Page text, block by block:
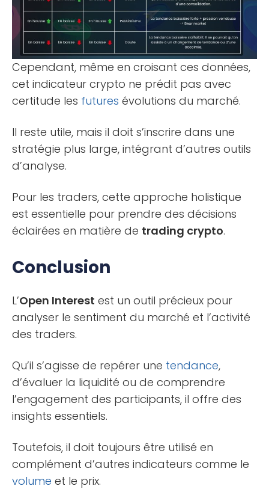
Cependant, même en croisant ces données,
cet indicateur crypto ne prédit pas avec
certitude les futures évolutions du marché.
Il reste utile, mais il doit s’inscrire dans une
stratégie plus large, intégrant d’autres outils
d’analyse.
Pour les traders, cette approche holistique
est essentielle pour prendre des décisions
éclairées en matière de trading crypto.
Conclusion
L’Open Interest est un outil précieux pour
analyser le sentiment du marché et l’activité
des traders.
Qu’il s’agisse de repérer une tendance,
d’évaluer la liquidité ou de comprendre
l’engagement des participants, il offre des
insights essentiels.
Toutefois, il doit toujours être utilisé en
complément d’autres indicateurs comme le
volume et le prix.